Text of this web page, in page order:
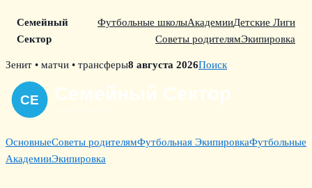
Семейный
Сектор
Футбольные школыАкадемииДетские Лиги
Советы родителямЭкипировка
Skip
content
Зенит • матчи • трансферы8 августа 2026Поиск
ОсновныеСоветы родителямФутбольная ЭкипировкаФутбольные
АкадемииЭкипировка